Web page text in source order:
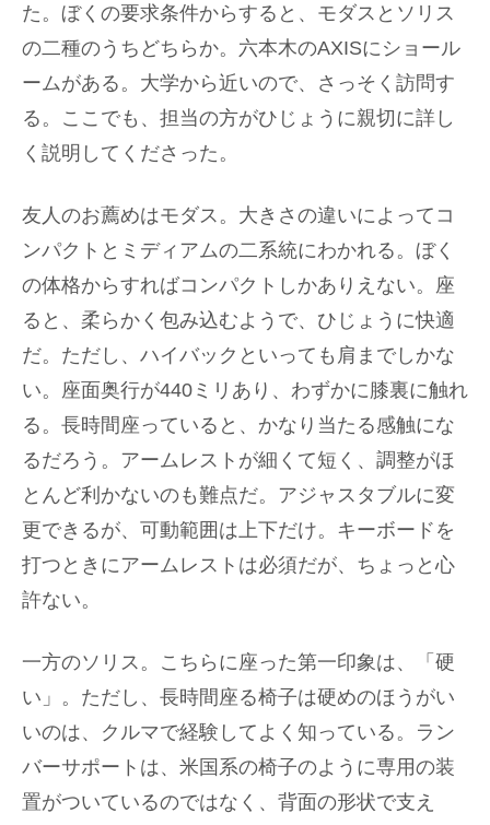
た。ぼくの要求条件からすると、モダスとソリス
の二種のうちどちらか。六本木のAXISにショール
ームがある。大学から近いので、さっそく訪問す
る。ここでも、担当の方がひじょうに親切に詳し
く説明してくださった。
友人のお薦めはモダス。大きさの違いによってコ
ンパクトとミディアムの二系統にわかれる。ぼく
の体格からすればコンパクトしかありえない。座
ると、柔らかく包み込むようで、ひじょうに快適
だ。ただし、ハイバックといっても肩までしかな
い。座面奥行が440ミリあり、わずかに膝裏に触れ
る。長時間座っていると、かなり当たる感触にな
るだろう。アームレストが細くて短く、調整がほ
とんど利かないのも難点だ。アジャスタブルに変
更できるが、可動範囲は上下だけ。キーボードを
打つときにアームレストは必須だが、ちょっと心
許ない。
一方のソリス。こちらに座った第一印象は、「硬
い」。ただし、長時間座る椅子は硬めのほうがい
いのは、クルマで経験してよく知っている。ラン
バーサポートは、米国系の椅子のように専用の装
置がついているのではなく、背面の形状で支え